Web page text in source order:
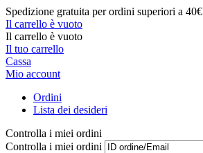
Spedizione gratuita per ordini superiori a 40€
Il carrello è vuoto
Il carrello è vuoto
Il tuo carrello
Cassa
Mio account
Ordini
Lista dei desideri
Controlla i miei ordini
Controlla i miei ordini